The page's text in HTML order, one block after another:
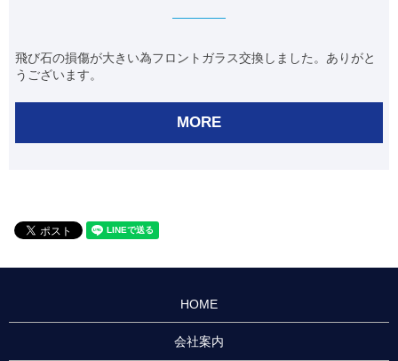
飛び石の損傷が大きい為フロントガラス交換しました。ありがと
うございます。
MORE
HOME
会社案内